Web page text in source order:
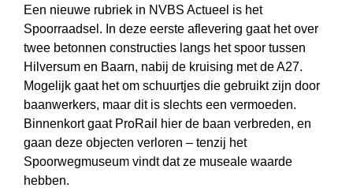
Een nieuwe rubriek in NVBS Actueel is het
Spoorraadsel. In deze eerste aflevering gaat het over
twee betonnen constructies langs het spoor tussen
Hilversum en Baarn, nabij de kruising met de A27.
Mogelijk gaat het om schuurtjes die gebruikt zijn door
baanwerkers, maar dit is slechts een vermoeden.
Binnenkort gaat ProRail hier de baan verbreden, en
gaan deze objecten verloren – tenzij het
Spoorwegmuseum vindt dat ze museale waarde
hebben.